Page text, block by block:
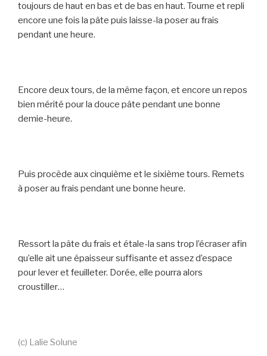
toujours de haut en bas et de bas en haut. Tourne et repli
encore une fois la pâte puis laisse-la poser au frais
pendant une heure.
Encore deux tours, de la même façon, et encore un repos
bien mérité pour la douce pâte pendant une bonne
demie-heure.
Puis procède aux cinquième et le sixième tours. Remets
à poser au frais pendant une bonne heure.
Ressort la pâte du frais et étale-la sans trop l’écraser afin
qu’elle ait une épaisseur suffisante et assez d’espace
pour lever et feuilleter. Dorée, elle pourra alors
croustiller…
(c) Lalie Solune